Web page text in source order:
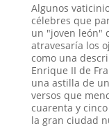
Algunos
célebres que
un "joven león"
atravesaría los
como una
Enrique II de
una astilla de
versos que
cuarenta y
la gran ciudad